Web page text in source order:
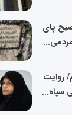
صبح پای
روایت
سپاه...